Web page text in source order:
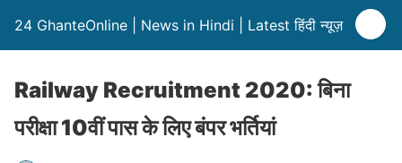
24 GhanteOnline | News in Hindi | Latest हिंदी न्यूज़
Railway Recruitment 2020: बिना
परीक्षा 10वीं पास के लिए बंपर भर्तियां